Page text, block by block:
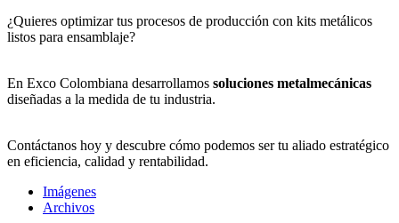
¿Quieres optimizar tus procesos de producción con kits metálicos
listos para ensamblaje?
En Exco Colombiana desarrollamos soluciones metalmecánicas
diseñadas a la medida de tu industria.
Contáctanos hoy y descubre cómo podemos ser tu aliado estratégico
en eficiencia, calidad y rentabilidad.
Imágenes
Archivos